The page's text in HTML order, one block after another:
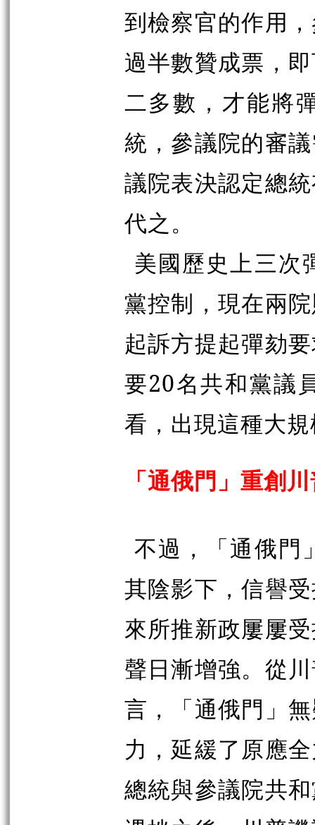
到檢察官的作用
過半數贊成票，
二多數，才能將
統，參議院的審
議院表決認定總
代之。
美國歷史上三次
黨控制，現在兩
起訴方提起彈劾
要20名共和黨議
看，出現這種大
「通俄門」重創
不過，「通俄門
其陰影下，信譽
來所推新政屢屢
聲日漸增強。從
言，「通俄門」
力，延緩了原應
總統與參議院共